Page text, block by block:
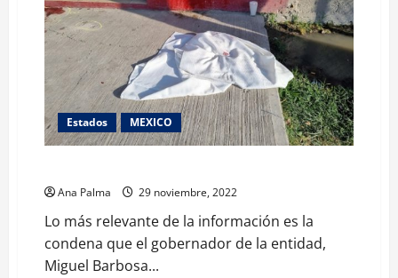
Estados MEXICO
Ana Palma 29 noviembre, 2022
Lo más relevante de la información es la
condena que el gobernador de la entidad,
Miguel Barbosa...